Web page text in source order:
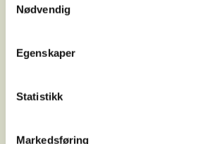
Nødvendig
Egenskaper
Statistikk
Markedsføring
Instagram